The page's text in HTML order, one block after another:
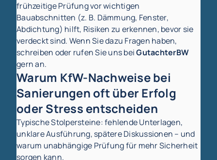
frühzeitige Prüfung vor wichtigen
Bauabschnitten (z. B. Dämmung, Fenster,
Abdichtung) hilft, Risiken zu erkennen, bevor sie
verdeckt sind. Wenn Sie dazu Fragen haben,
schreiben oder rufen Sie uns beiGutachterBW
gern an.
Warum KfW-Nachweise bei
Sanierungen oft über Erfolg
oder Stress entscheiden
Typische Stolpersteine: fehlende Unterlagen,
unklare Ausführung, spätere Diskussionen – und
warum unabhängige Prüfung für mehr Sicherheit
sorgen kann.